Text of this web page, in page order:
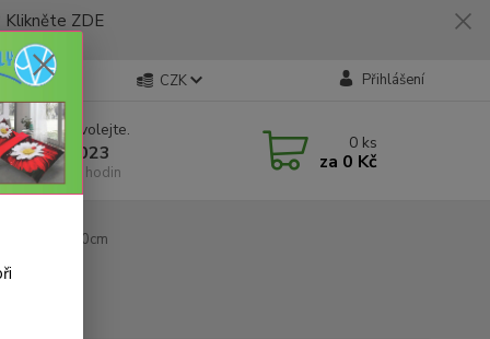
Klikněte ZDE
CZK Přihlášení
rady? Zavolejte.
773 794 023
pátek 9-16 hodin
0 ks
za 0 Kč
C4 - 30x50cm